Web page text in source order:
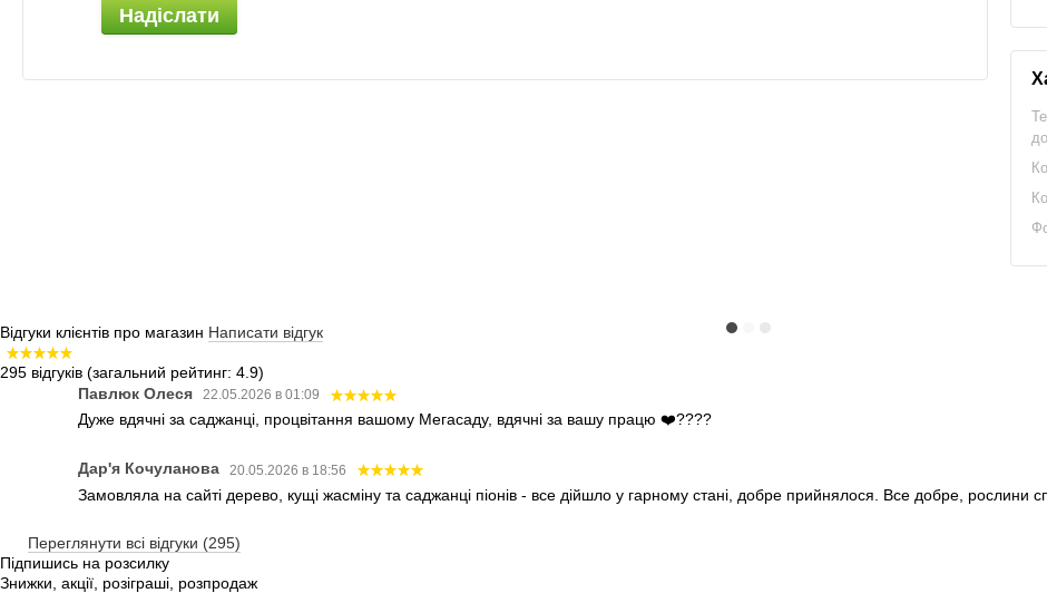
Надіслати
Відгуки клієнтів про магазин Написати відгук
295 відгуків (загальний рейтинг: 4.9)
Павлюк Олеся
22.05.2026 в 01:09
Дуже вдячні за саджанці, процвітання вашому Мегасаду, вдячні за вашу працю ❤️????
Дар'я Кочуланова 20.05.2026 в 18:56
Замовляла на сайті дерево, кущі жасміну та саджанці піонів - все дійшло у гарному стані, добре прийнялося. Все добре, рослини
Переглянути всі відгуки (295)
Підпишись на розсилку
Знижки, акції, розіграші, розпродаж